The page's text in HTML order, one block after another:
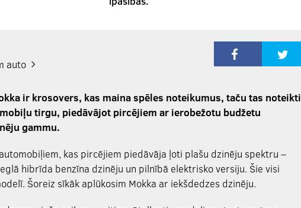
auto
ir krosovers, kas maina spēles noteikumus, taču tas noteikti
tirgu, piedāvājot pircējiem ar ierobežotu budžetu
gammu.
kas pircējiem piedāvāja ļoti plašu dzinēju spektru –
hibrīda benzīna dzinēju un pilnībā elektrisko versiju. Šie visi
Šoreiz sīkāk aplūkosim Mokka ar iekšdedzes dzinēju.